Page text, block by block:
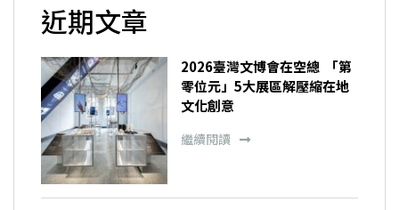
近期文章
2026臺灣文博會在空總 「第
零位元」5大展區解壓縮在地
文化創意
繼續閱讀